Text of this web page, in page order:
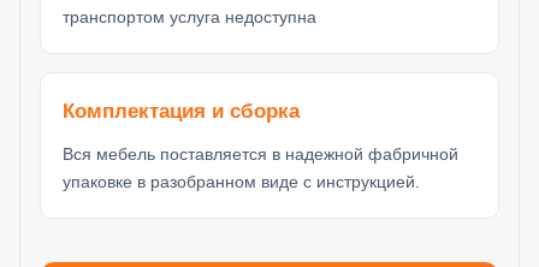
транспортом услуга недоступна
Комплектация и сборка
Вся мебель поставляется в надежной фабричной
упаковке в разобранном виде с инструкцией.